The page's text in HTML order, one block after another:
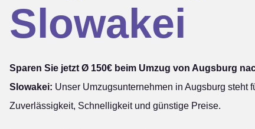
Slowakei
Sparen Sie jetzt Ø 150€ beim Umzug von Augsburg
Slowakei: Unser Umzugsunternehmen in Augsburg steht
Zuverlässigkeit, Schnelligkeit und günstige Preise.